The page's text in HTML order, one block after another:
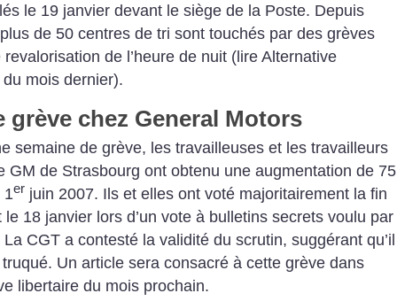
le 19 janvier devant le siège de la Poste. Depuis
de 50 centres de tri sont touchés par des grèves
revalorisation de l’heure de nuit (lire Alternative
mois dernier).
grève chez General Motors
semaine de grève, les travailleuses et les travailleurs
GM de Strasbourg ont obtenu une augmentation de 75
1er juin 2007. Ils et elles ont voté majoritairement la fin
le 18 janvier lors d’un vote à bulletins secrets voulu par
La CGT a contesté la validité du scrutin, suggérant qu’il
Un article sera consacré à cette grève dans
libertaire du mois prochain.